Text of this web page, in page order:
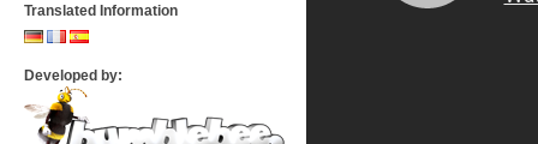
Translated Information
Developed by: